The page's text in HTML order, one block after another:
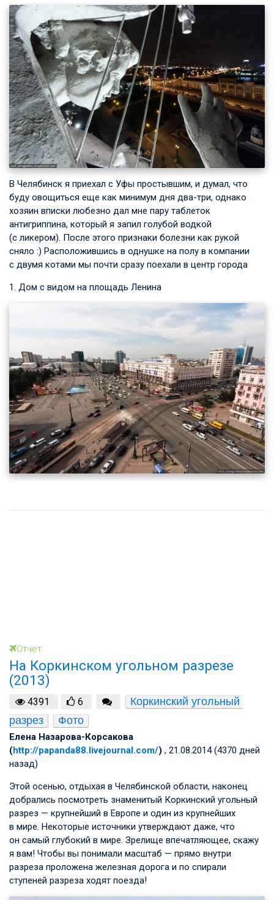
В Челябинск я приехал с Уфы простывшим, и думал, что
буду овощиться еще как минимум дня два-три, однако
хозяин вписки любезно дал мне пару таблеток
антигриппина, который я запил голубой водкой
(с ликером). После этого признаки болезни как рукой
сняло :) Расположившись в однушке на полу в компании
с двумя котами мы почти сразу поехали в центр города
1. Дом с видом на площадь Ленина
Отчет
На Коркинском угольном разрезе
(2013)
4391 6
Коркинский угольный
разрез
Фото
Елена Назарова-Корсакова
(http://papanda88.livejournal.com/) , 21.08.2014 (4370 дней
назад)
Этой осенью, отдыхая в Челябинской области, наконец
добрались посмотреть знаменитый Коркинский угольный
разрез — крупнейший в Европе и один из крупнейших
в мире. Некоторые источники утверждают даже, что
он самый глубокий в мире. Зрелище впечатляющее, скажу
я вам! Чтобы вы понимали масштаб — прямо внутри
разреза проложена железная дорога и по спирали
ступеней разреза ходят поезда!